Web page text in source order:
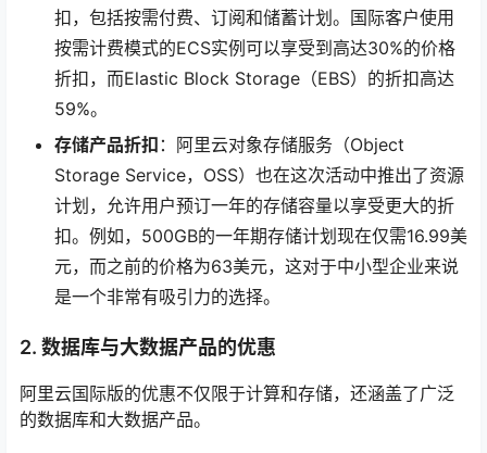
扣，包括按需付费、订阅和储蓄计划。国际客户使用
按需计费模式的ECS实例可以享受到高达30%的价格
折扣，而Elastic Block Storage（EBS）的折扣高达
59%。
存储产品折扣 ：阿里云对象存储服务（Object
Storage Service，OSS）也在这次活动中推出了资源
计划，允许用户预订一年的存储容量以享受更大的折
扣。例如，500GB的一年期存储计划现在仅需16.99美
元，而之前的价格为63美元，这对于中小型企业来说
是一个非常有吸引力的选择。
2. 数据库与大数据产品的优惠
阿里云国际版的优惠不仅限于计算和存储，还涵盖了广泛
的数据库和大数据产品。